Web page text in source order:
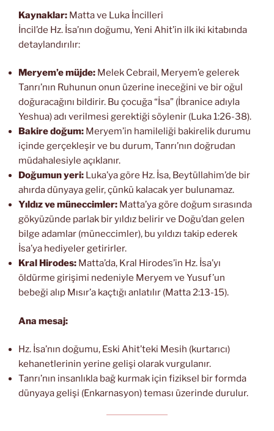
Kaynaklar: Matta ve Luka İncilleri
İncil’de Hz. İsa’nın doğumu, Yeni Ahit’in ilk iki kitabında
detaylandırılır:
Meryem’e müjde: Melek Cebrail, Meryem’e gelerek
Tanrı’nın Ruhunun onun üzerine ineceğini ve bir oğul
doğuracağını bildirir. Bu çocuğa “İsa” (İbranice adıyla
Yeshua) adı verilmesi gerektiği söylenir (Luka 1:26-38).
Bakire doğum: Meryem’in hamileliği bakirelik durumu
içinde gerçekleşir ve bu durum, Tanrı’nın doğrudan
müdahalesiyle açıklanır.
Doğumun yeri: Luka’ya göre Hz. İsa, Beytüllahim’de bir
ahırda dünyaya gelir, çünkü kalacak yer bulunamaz.
Yıldız ve müneccimler: Matta’ya göre doğum sırasında
gökyüzünde parlak bir yıldız belirir ve Doğu’dan gelen
bilge adamlar (müneccimler), bu yıldızı takip ederek
İsa’ya hediyeler getirirler.
Kral Hirodes: Matta’da, Kral Hirodes’in Hz. İsa’yı
öldürme girişimi nedeniyle Meryem ve Yusuf’un
bebeği alıp Mısır’a kaçtığı anlatılır (Matta 2:13-15).
Ana mesaj:
Hz. İsa’nın doğumu, Eski Ahit’teki Mesih (kurtarıcı)
kehanetlerinin yerine gelişi olarak vurgulanır.
Tanrı’nın insanlıkla bağ kurmak için fiziksel bir formda
dünyaya gelişi (Enkarnasyon) teması üzerinde durulur.